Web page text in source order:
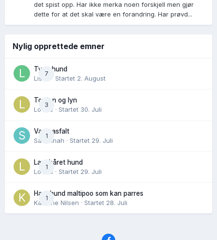
det spist opp. Har ikke merka noen forskjell men gjør
dette for at det skal være en forandring. Har prøvd...
Nylig opprettede emner
7
Tynn hund
Lisen
· Startet 2. August
3
Torden og lyn
Lovise · Startet 30. Juli
1
Varm asfalt
Savannah · Startet 29. Juli
1
Langhåret hund
Lovise · Startet 29. Juli
1
Hannhund maltipoo som kan parres
Karoline Nilsen · Startet 28. Juli